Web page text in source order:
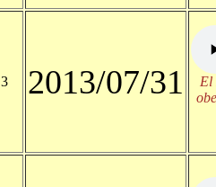
3 2013/07/31
El